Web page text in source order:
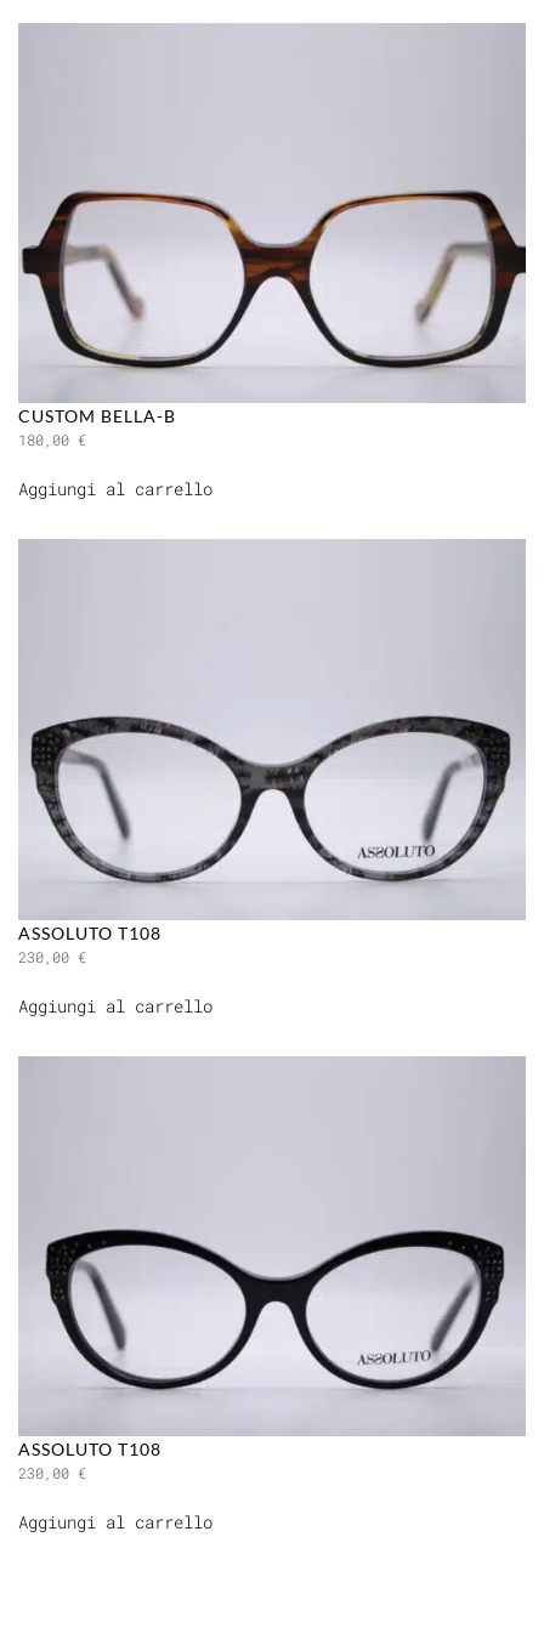
CUSTOM BELLA-B
180,00 €
Aggiungi al carrello
ASSOLUTO T108
230,00 €
Aggiungi al carrello
ASSOLUTO T108
230,00 €
Aggiungi al carrello